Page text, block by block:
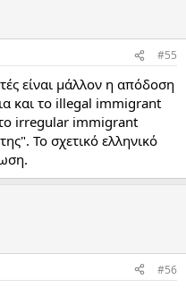
#55
είναι μάλλον η απόδοση
και το illegal immigrant
το irregular immigrant
Το σχετικό ελληνικό
#56